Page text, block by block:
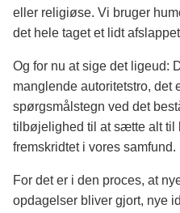
eller religiøse. Vi bruger
det hele taget et lidt
Og for nu at sige det ligeud:
manglende autoritetstro, det
spørgsmålstegn ved det
tilbøjelighed til at sætte alt til
fremskridtet i vores samfund.
For det er i den proces, at
opdagelser bliver gjort, nye